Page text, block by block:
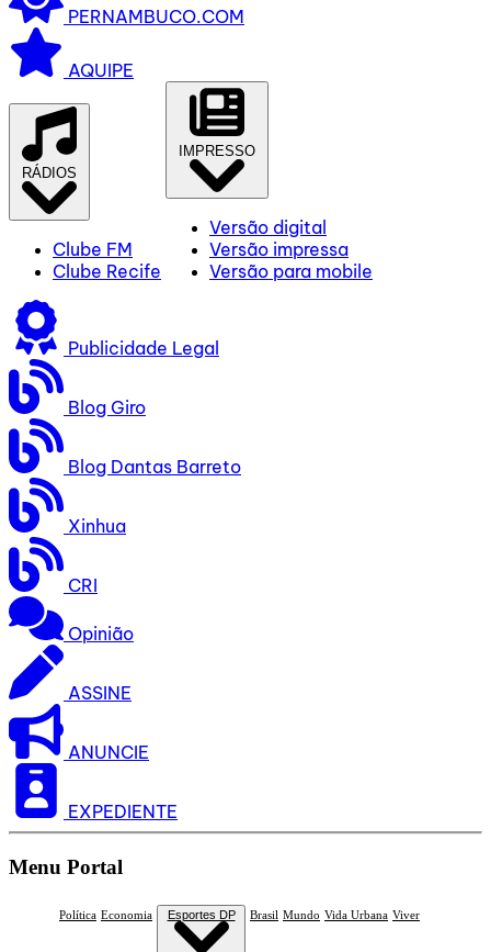
PERNAMBUCO.COM
AQUIPE
RÁDIOS
Clube FM
Clube Recife
IMPRESSO
Versão digital
Versão impressa
Versão para mobile
Publicidade Legal
Blog Giro
Blog Dantas Barreto
Xinhua
CRI
Opinião
ASSINE
ANUNCIE
EXPEDIENTE
Menu Portal
Política Economia Esportes DP Brasil Mundo Vida Urbana Viver